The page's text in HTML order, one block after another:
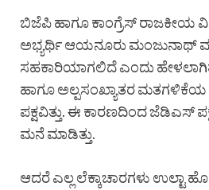
ಬಿಜೆಪಿ ಹಾಗೂ ಕಾಂಗ್ರೆಸ್ ರಾಜಕೀಯ
ಅಭ್ಯರ್ಥಿ ಆಯನೂರು ಮಂಜುನಾಥ್
ಸಹಕಾರಿಯಾಗಲಿದೆ ಎಂದು
ಹಾಗೂ ಅಲ್ಪಸಂಖ್ಯಾತರ ಮತಗಳಿಕೆಯ
ಪಕ್ಷವಿತ್ತು. ಈ ಕಾರಣದಿಂದ ಜೆಡಿಎಸ್
ಮನೆ ಮಾಡಿತ್ತು.
ಆದರೆ ಎಲ್ಲ ಲೆಕ್ಕಾಚಾರಗಳು ಉಲ್ಟಾ